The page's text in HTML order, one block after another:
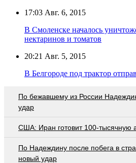
17:03 Авг. 6, 2015
В Смоленске началось
нектаринов и томатов
20:21 Авг. 5, 2015
В Белгороде под трактор
По бежавшему из России
удар
США: Иран готовит 100-тысячную
По Надеждину после побега в
новый удар